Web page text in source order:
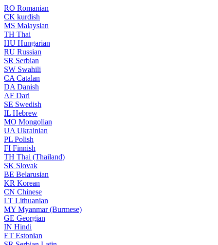
RO Romanian
CK kurdish
MS Malaysian
TH Thai
HU Hungarian
RU Russian
SR Serbian
SW Swahili
CA Catalan
DA Danish
AF Dari
SE Swedish
IL Hebrew
MO Mongolian
UA Ukrainian
PL Polish
FI Finnish
TH Thai (Thailand)
SK Slovak
BE Belarusian
KR Korean
CN Chinese
LT Lithuanian
MY Myanmar (Burmese)
GE Georgian
IN Hindi
ET Estonian